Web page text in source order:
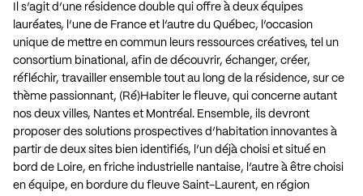
Il s’agit d’une résidence double qui offre à deux équipes
lauréates, l’une de France et l’autre du Québec, l’occasion
unique de mettre en commun leurs ressources créatives, tel un
consortium binational, afin de découvrir, échanger, créer,
réfléchir, travailler ensemble tout au long de la résidence, sur ce
thème passionnant, (Ré)Habiter le fleuve, qui concerne autant
nos deux villes, Nantes et Montréal. Ensemble, ils devront
proposer des solutions prospectives d’habitation innovantes à
partir de deux sites bien identifiés, l’un déjà choisi et situé en
bord de Loire, en friche industrielle nantaise, l’autre à être choisi
en équipe, en bordure du fleuve Saint-Laurent, en région